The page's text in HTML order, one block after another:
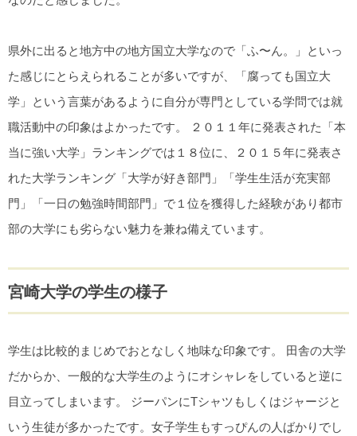
県外に出ると地方中の地方国立大学なので「ふ〜ん。」といっ
た感じにとらえられることが多いですが、「腐っても国立大
学」という言葉があるように自分が専門としている学問では就
職活動中の印象はよかったです。 ２０１１年に発表された「本
当に強い大学」ランキングでは１８位に、２０１５年に発表さ
れた大学ランキング「大学が好き部門」「学生生活が充実部
門」「一日の勉強時間部門」で１位を獲得した経験があり都市
部の大学にも劣らない魅力を兼ね備えています。
宮崎大学の学生の様子
学生は比較的まじめでおとなしく地味な印象です。 田舎の大学
だからか、一般的な大学生のようにオシャレをしていると逆に
目立ってしまいます。 ジーパンにTシャツもしくはジャージと
いう生徒が多かったです。女子学生もすっぴんの人ばかりでし